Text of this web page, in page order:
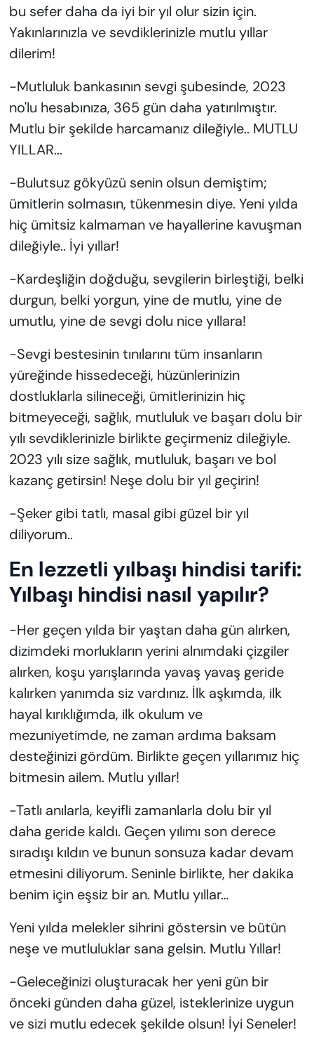
bu sefer daha da iyi bir yıl olur sizin için.
Yakınlarınızla ve sevdiklerinizle mutlu yıllar
dilerim!
-Mutluluk bankasının sevgi şubesinde, 2023
no'lu hesabınıza, 365 gün daha yatırılmıştır.
Mutlu bir şekilde harcamanız dileğiyle.. MUTLU
YILLAR...
-Bulutsuz gökyüzü senin olsun demiştim;
ümitlerin solmasın, tükenmesin diye. Yeni yılda
hiç ümіtsіz kalmaman ve hayallerіne kavuşman
dileğiyle.. İyi yıllar!
-Kardeşliğin doğduğu, sevgilerin birleştiği, belki
durgun, belki yorgun, yine de mutlu, yine de
umutlu, yine de sevgi dolu nice yıllara!
-Sevgi bestesinin tınılarını tüm insanların
yüreğinde hissedeceği, hüzünlerinizin
dostluklarla silineceği, ümitlerinizin hiç
bitmeyeceği, sağlık, mutluluk ve başarı dolu bir
yılı sevdiklerinizle birlikte geçirmeniz dileğiyle.
2023 yılı size sağlık, mutluluk, başarı ve bol
kazanç getirsin! Neşe dolu bir yıl geçirin!
-Şeker gibi tatlı, masal gibi güzel bir yıl
diliyorum..
En lezzetli yılbaşı hindisi tarifi:
Yılbaşı hindisi nasıl yapılır?
-Her geçen yılda bir yaştan daha gün alırken,
dizimdeki morlukların yerini alnımdaki çizgiler
alırken, koşu yarışlarında yavaş yavaş geride
kalırken yanımda siz vardınız. İlk aşkımda, ilk
hayal kırıklığımda, ilk okulum ve
mezuniyetimde, ne zaman ardıma baksam
desteğinizi gördüm. Birlikte geçen yıllarımız hiç
bitmesin ailem. Mutlu yıllar!
-Tatlı anılarla, keyifli zamanlarla dolu bir yıl
daha geride kaldı. Geçen yılımı son derece
sıradışı kıldın ve bunun sonsuza kadar devam
etmesini diliyorum. Seninle birlikte, her dakika
benim için eşsiz bir an. Mutlu yıllar…
Yeni yılda melekler sihrini göstersin ve bütün
neşe ve mutluluklar sana gelsin. Mutlu Yıllar!
-Geleceğinizi oluşturacak her yeni gün bir
önceki günden daha güzel, isteklerinize uygun
ve sizi mutlu edecek şekilde olsun! İyi Seneler!